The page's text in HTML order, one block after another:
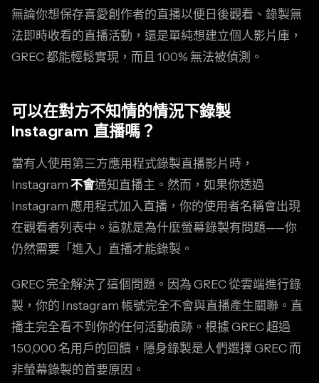
無論你想保存喜愛創作者的直播以便日後觀看、錄製無
法即時收看的直播活動，還是單純想建立個人影片庫，
GREC 都能輕鬆實現，而且 100% 無法被偵測。
可以在對方不知情的情況下錄製
Instagram 直播嗎？
當有人使用第三方應用程式錄製直播影片時，
Instagram 不會通知直播主。然而，如果你透過
Instagram 應用程式加入直播，你的使用者名稱會出現
在觀看者列表中。這就是為什麼螢幕錄製有問題——你
仍然需要「進入」直播才能錄製。
GREC 完全解決了這個問題。因為 GREC 從雲端進行錄
製，你的 Instagram 帳號完全不會與直播產生關聯。直
播主完全看不到你的任何活動痕跡。根據 GREC 超過
150,000 名用戶的回饋，隱身錄製是人們選擇 GREC 而
非螢幕錄製的首要原因。